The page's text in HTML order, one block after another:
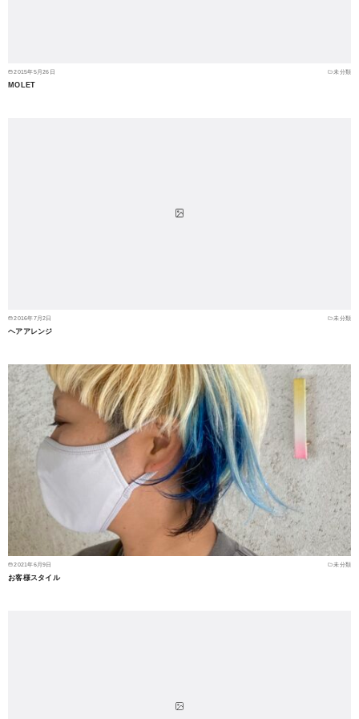
2015年5月26日 未分類
MOLET
2016年7月2日 未分類
ヘアアレンジ
2021年6月9日 未分類
お客様スタイル